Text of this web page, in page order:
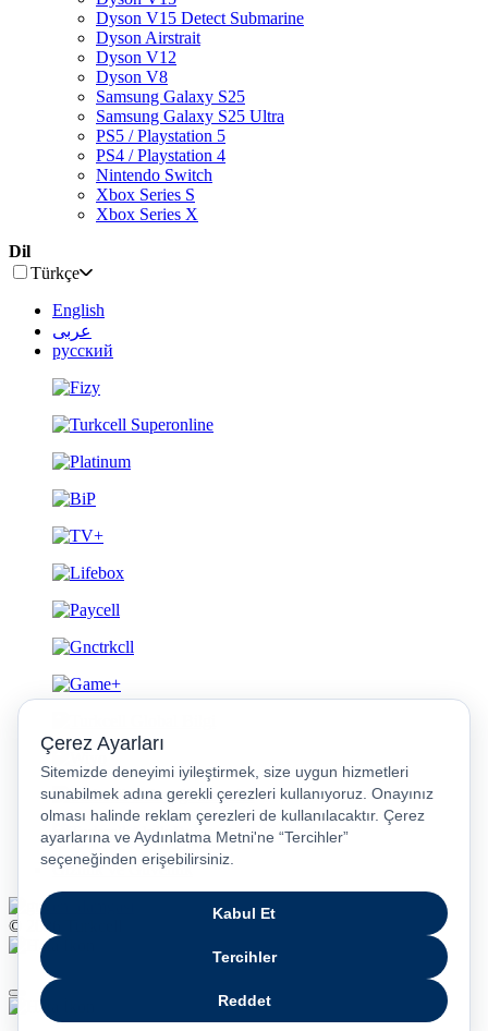
Dyson V15 Detect Submarine
Dyson Airstrait
Dyson V12
Dyson V8
Samsung Galaxy S25
Samsung Galaxy S25 Ultra
PS5 / Playstation 5
PS4 / Playstation 4
Nintendo Switch
Xbox Series S
Xbox Series X
Dil
Türkçe
English
عربى
русский
Gizlilik ve Güvenlik
© 2026 Turkcell